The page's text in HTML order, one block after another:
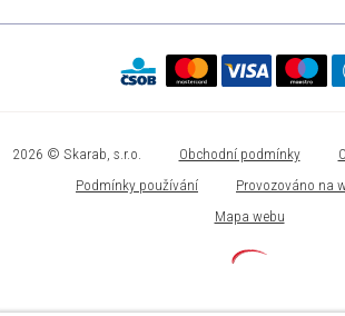
2026 © Skarab, s.r.o. Obchodní podmínky
Podmínky používání
Provozováno na
Mapa webu